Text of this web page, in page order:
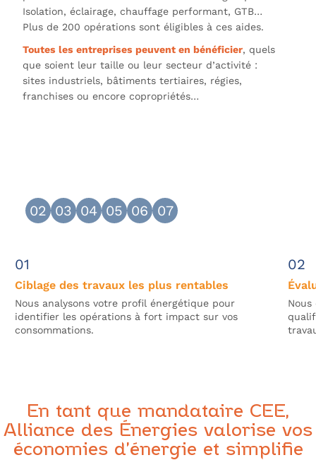
Isolation, éclairage, chauffage performant, GTB…
Plus de 200 opérations sont éligibles à ces aides.
Toutes les entreprises peuvent en bénéficier, quels
que soient leur taille ou leur secteur d’activité :
sites industriels, bâtiments tertiaires, régies,
franchises ou encore copropriétés…
02 03 04 05 06 07
Ciblage des travaux les plus rentables
Nous analysons votre profil énergétique pour
identifier les opérations à fort impact sur vos
consommations.
Nous
En tant que mandataire CEE,
Alliance des Énergies valorise vos
économies d’énergie et simplifie